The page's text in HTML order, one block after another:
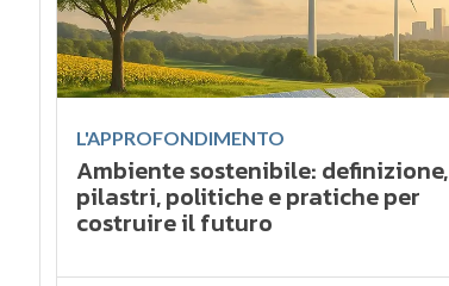
L'APPROFONDIMENTO
Ambiente sostenibile: definizione,
pilastri, politiche e pratiche per
costruire il futuro